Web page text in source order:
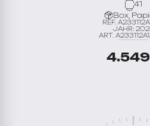
41
Box,
REF.
JAHR:
ART.
4.549